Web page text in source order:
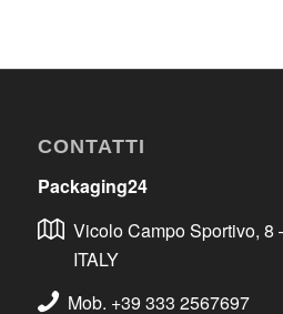
CONTATTI
Packaging24
Vicolo Campo Sportivo, 8
ITALY
Mob. +39 333 2567697